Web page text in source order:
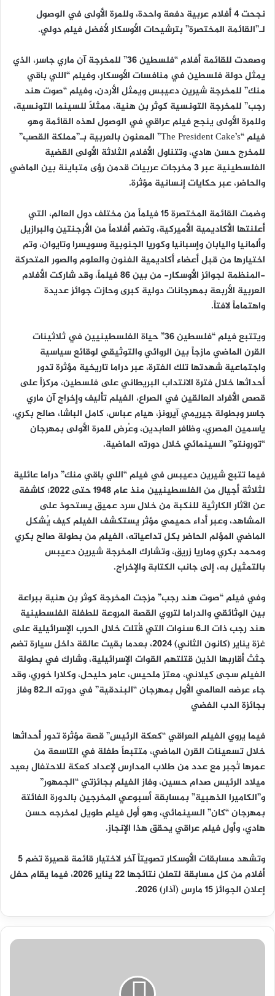
نجحت 4 أفلام عربية دفعة واحدة، وللمرة الأولى في الوصول
لـ”القائمة المختصرة” بترشيحات الأوسكار لأفضل فيلم دولي.
وصعدت للقائمة أفلام “فلسطين 36” للمخرجة آن ماري جاسر، الذي
يمثل دولة فلسطين في منافسات الأوسكار، وفيلم “اللي باقي
منك” للمخرجة شيرين دعيبس ويمثل الأردن، وفيلم “صوت هند
رجب” للمخرجة التونسية كوثر بن هنية، ممثلاً للسينما التونسية،
وللمرة الأولى ينجح فيلم عراقي في الوصول لهذه القائمة وهو
فيلم “The President Cake’s” المعنون بالعربية بـ”مملكة القصب”
للمخرج حسن هادي، وتتناول الأفلام الثلاثة الأولى القضية
الفلسطينية عبر 3 مخرجات عربيات قدمن رؤى متباينة بين الماضي
والحاضر، عبر حكايات إنسانية مؤثرة.
وضمت القائمة المختصرة 15 فيلماً من مختلف دول العالم، التي
أعلنتها الأكاديمية الأميركية، وتضم أفلاماً من الأرجنتين والبرازيل
وألمانيا واليابان وإسبانيا وكوريا الجنوبية وسويسرا وتايوان، وتم
اختيارها من قبل أعضاء أكاديمية الفنون والعلوم والصور المتحركة
-المنظمة لجوائز الأوسكار- من بين 86 فيلماً، وقد شاركت الأفلام
العربية الأربعة بمهرجانات دولية كبرى وحازت جوائز عديدة
واهتماماً لافتاً.
ويتتبع فيلم “فلسطين 36” حياة الفلسطينيين في ثلاثينات
القرن الماضي مازجاً بين الروائي والتوثيقي لوقائع سياسية
واجتماعية شهدتها تلك الفترة، عبر دراما تاريخية مؤثرة تدور
أحداثها خلال فترة الانتداب البريطاني على فلسطين، مركزاً على
قصص الأفراد العالقين في الصراع، الفيلم تأليف وإخراج آن ماري
جاسر وبطولة جيريمي آيرونز، هيام عباس، كامل الباشا، صالح بكري،
ياسمين المصري، وظافر العابدين، وعُرض للمرة الأولى بمهرجان
“تورونتو” السينمائي خلال دورته الماضية.
فيما تتبع شيرين دعيبس في فيلم “اللي باقي منك” دراما عائلية
لثلاثة أجيال من الفلسطينيين منذ عام 1948 حتى 2022؛ كاشفة
عن الآثار الكارثية للنكبة من خلال سرد عميق يستحوذ على
المشاهد، وعبر أداء حميمي مؤثر يستكشف الفيلم كيف يُشكل
الماضي المؤلم الحاضر بكل تداعياته، الفيلم من بطولة صالح بكري
ومحمد بكري وماريا زريق، وتشارك المخرجة شيرين دعيبس
بالتمثيل به، إلى جانب الكتابة والإخراج.
وفي فيلم “صوت هند رجب” مزجت المخرجة كوثر بن هنية ببراعة
بين الوثائقي والدراما لتروي القصة المروعة للطفلة الفلسطينية
هند رجب ذات الـ6 سنوات التي قُتلت خلال الحرب الإسرائيلية على
غزة يناير (كانون الثاني) 2024، بعدما بقيت عالقة داخل سيارة تضم
جثث أقاربها الذين قتلتهم القوات الإسرائيلية، وشارك في بطولة
الفيلم سجى كيلاني، معتز ملحيس، عامر حليحل، وكلارا خوري، وقد
جاء عرضه العالمي الأول بمهرجان “البندقية” في دورته الـ82 وفاز
بجائزة الدب الفضي
فيما يروي الفيلم العراقي “كعكة الرئيس” قصة مؤثرة تدور أحداثها
خلال تسعينات القرن الماضي، متتبعاً طفلة في التاسعة من
عمرها تُجبر مع عدد من طلاب المدارس لإعداد كعكة للاحتفال بعيد
ميلاد الرئيس صدام حسين، وفاز الفيلم بجائزتي “الجمهور”
و”الكاميرا الذهبية” بمسابقة أسبوعي المخرجين بالدورة الفائتة
بمهرجان “كان” السينمائي، وهو أول فيلم طويل لمخرجه حسن
هادي، وأول فيلم عراقي يحقق هذا الإنجاز.
وتشهد مسابقات الأوسكار تصويتاً آخر لاختيار قائمة قصيرة تضم 5
أفلام من كل مسابقة لتعلن نتائجها 22 يناير 2026، فيما يقام حفل
إعلان الجوائز 15 مارس (آذار) 2026.
د.